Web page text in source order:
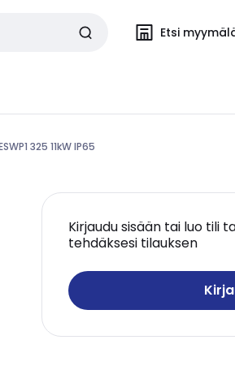
Etsi
325 11kW IP65
Kirjaudu sisään tai luo tili
tehdäksesi tilauksen